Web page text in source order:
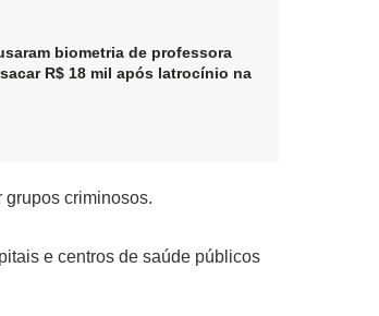
biometria de professora
R$ 18 mil após latrocínio na
grupos criminosos.
e centros de saúde públicos